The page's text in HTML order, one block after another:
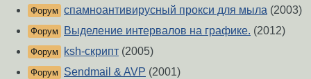
Форум спамноантивирусный прокси для мыла (2003)
Форум Выделение интервалов на графике. (2012)
Форум ksh-скрипт (2005)
Форум Sendmail & AVP (2001)